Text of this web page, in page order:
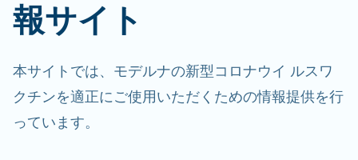
報サイト
本サイトでは、モデルナの新型コロナウイ ルスワ
クチンを適正にご使用いただくための情報提供を行
っています。